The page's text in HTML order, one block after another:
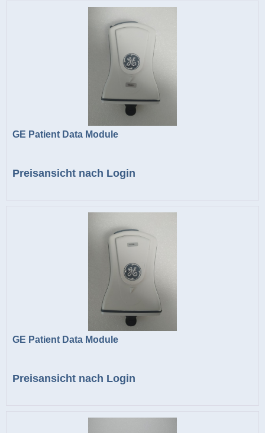
GE Patient Data Module
Preisansicht nach Login
GE Patient Data Module
Preisansicht nach Login